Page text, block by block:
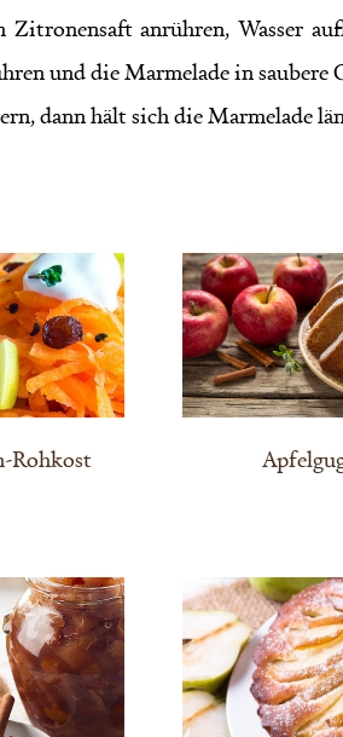
anrühren, Wasser
und die Marmelade in
dann hält sich die Marmelade
Rohkost